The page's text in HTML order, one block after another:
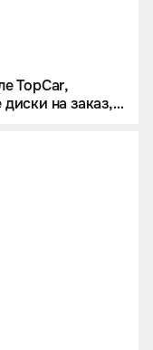
TopCar,
на заказ,